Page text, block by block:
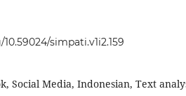
simpati.v1i2.159
Social Media, Indonesian, Text